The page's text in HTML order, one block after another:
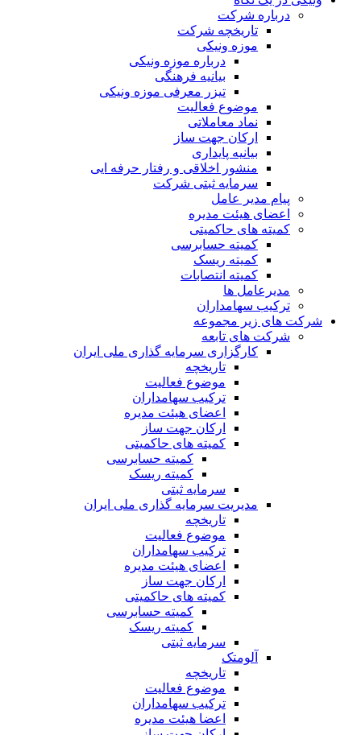
درباره شرکت
تاریخچه شرکت
موزه ونیکی
درباره موزه ونیکی
بیانیه فرهنگی
تیزر معرفی موزه ونیکی
موضوع فعالیت
نماد معاملاتی
ارکان جهت ساز
بیانیه پایداری
منشور اخلاقی و رفتار حرفه ایی
سرمایه ثبتی شرکت
پیام مدیر عامل
اعضای هیئت مدیره
کمیته های حاکمیتی
کمیته حسابرسی
کمیته ریسک
کمیته انتصابات
مدیرعامل ها
ترکیب سهامداران
شرکت های زیر مجموعه
شرکت های تابعه
کارگزاری سرمایه گذاری ملی ایران
تاریخچه
موضوع فعالیت
ترکیب سهامداران
اعضای هیئت مدیره
ارکان جهت ساز
کمیته های حاکمیتی
کمیته حسابرسی
کمیته ریسک
سرمایه ثبتی
مدیریت سرمایه گذاری ملی ایران
تاریخچه
موضوع فعالیت
ترکیب سهامداران
اعضای هیئت مدیره
ارکان جهت ساز
کمیته های حاکمیتی
کمیته حسابرسی
کمیته ریسک
سرمایه ثبتی
آلومتک
تاریخچه
موضوع فعالیت
ترکیب سهامداران
اعضا هیئت مدیره